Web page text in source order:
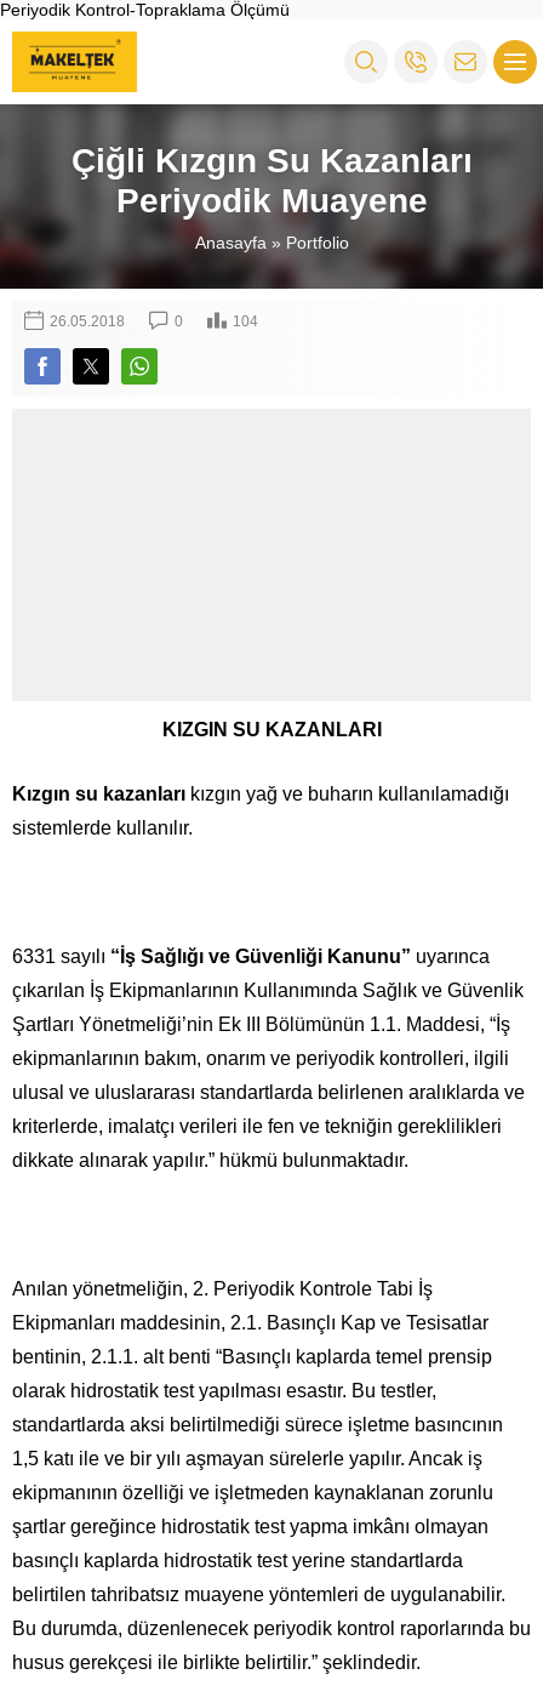
Periyodik Kontrol-Topraklama Ölçümü
Çiğli Kızgın Su Kazanları
Periyodik Muayene
Anasayfa » Portfolio
26.05.2018 0 104
KIZGIN SU KAZANLARI
Kızgın su kazanları kızgın yağ ve buharın kullanılamadığı
sistemlerde kullanılır.
6331 sayılı “İş Sağlığı ve Güvenliği Kanunu” uyarınca
çıkarılan İş Ekipmanlarının Kullanımında Sağlık ve Güvenlik
Şartları Yönetmeliği’nin Ek III Bölümünün 1.1. Maddesi, “İş
ekipmanlarının bakım, onarım ve periyodik kontrolleri, ilgili
ulusal ve uluslararası standartlarda belirlenen aralıklarda ve
kriterlerde, imalatçı verileri ile fen ve tekniğin gereklilikleri
dikkate alınarak yapılır.” hükmü bulunmaktadır.
Anılan yönetmeliğin, 2. Periyodik Kontrole Tabi İş
Ekipmanları maddesinin, 2.1. Basınçlı Kap ve Tesisatlar
bentinin, 2.1.1. alt benti “Basınçlı kaplarda temel prensip
olarak hidrostatik test yapılması esastır. Bu testler,
standartlarda aksi belirtilmediği sürece işletme basıncının
1,5 katı ile ve bir yılı aşmayan sürelerle yapılır. Ancak iş
ekipmanının özelliği ve işletmeden kaynaklanan zorunlu
şartlar gereğince hidrostatik test yapma imkânı olmayan
basınçlı kaplarda hidrostatik test yerine standartlarda
belirtilen tahribatsız muayene yöntemleri de uygulanabilir.
Bu durumda, düzenlenecek periyodik kontrol raporlarında bu
husus gerekçesi ile birlikte belirtilir.” şeklindedir.